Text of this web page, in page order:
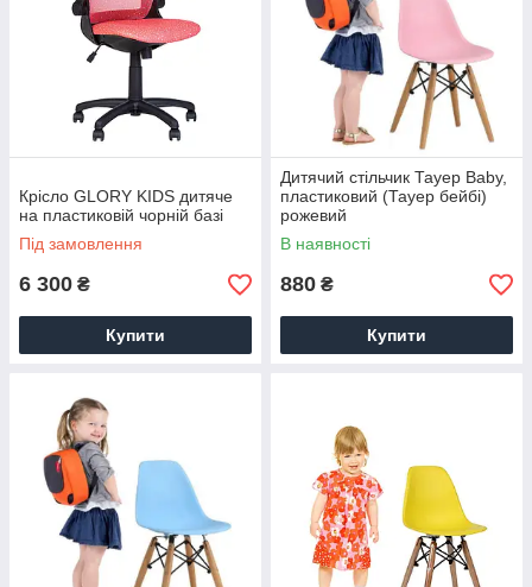
Крісло GLORY KIDS дитяче
на пластиковій чорній базі
Під замовлення
6 300 ₴
Купити
Дитячий стільчик Тауер Вaby,
пластиковий (Тауер бейбі)
рожевий
В наявності
880 ₴
Купити